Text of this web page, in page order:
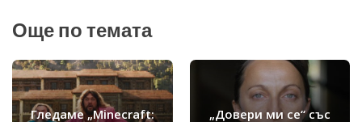
Още по темата
Гледаме „Minecraft:
„Довери ми се“ със